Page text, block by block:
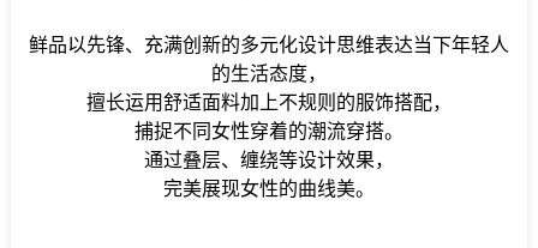
鲜品以先锋、充满创新的多元化设计思维表达当下年轻人
的生活态度，
擅长运用舒适面料加上不规则的服饰搭配，
捕捉不同女性穿着的潮流穿搭。
通过叠层、缠绕等设计效果，
完美展现女性的曲线美。